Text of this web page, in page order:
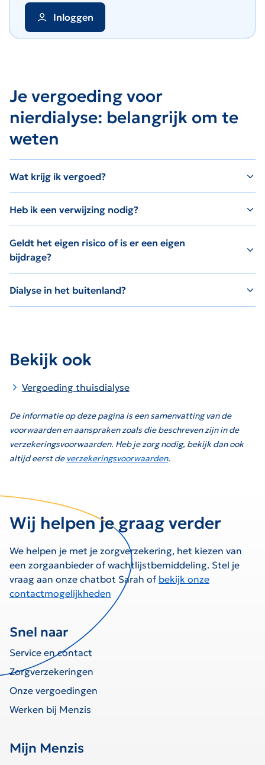
Inloggen
Je vergoeding voor
nierdialyse: belangrijk om te
weten
Wat krijg ik vergoed?
Heb ik een verwijzing nodig?
Geldt het eigen risico of is er een eigen
bijdrage?
Dialyse in het buitenland?
Bekijk ook
Vergoeding thuisdialyse
De informatie op deze pagina is een samenvatting van de
voorwaarden en aanspraken zoals die beschreven zijn in de
verzekeringsvoorwaarden. Heb je zorg nodig, bekijk dan ook
altijd eerst de verzekeringsvoorwaarden.
Wij helpen je graag verder
We helpen je met je zorgverzekering, het kiezen van
een zorgaanbieder of wachtlijstbemiddeling. Stel je
vraag aan onze chatbot Sarah of bekijk onze
contactmogelijkheden
Snel naar
Service en contact
Zorgverzekeringen
Onze vergoedingen
Werken bij Menzis
Mijn Menzis